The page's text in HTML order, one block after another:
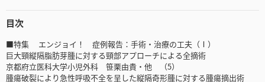
目次
■特集 エンジョイ！ 症例報告：手術・治療の工夫（Ⅰ）
巨大頸縦隔脂肪芽腫に対する頸部アプローチによる全摘術
京都府立医科大学小児外科 笹栗由貴・他 （5）
腫瘍破裂により急性呼吸不全を呈した縦隔奇形腫に対する腫瘍摘出術